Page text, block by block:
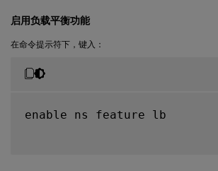
启用负载平衡功能
在命令提示符下，键入：
enable ns feature lb